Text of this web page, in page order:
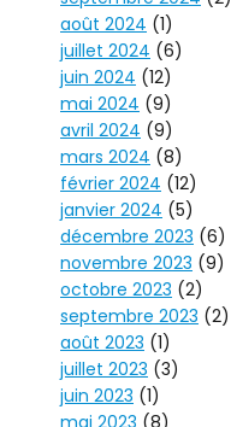
août 2024 (1)
juillet 2024 (6)
juin 2024 (12)
mai 2024 (9)
avril 2024 (9)
mars 2024 (8)
février 2024 (12)
janvier 2024 (5)
décembre 2023 (6)
novembre 2023 (9)
octobre 2023 (2)
septembre 2023 (2)
août 2023 (1)
juillet 2023 (3)
juin 2023 (1)
mai 2023 (8)